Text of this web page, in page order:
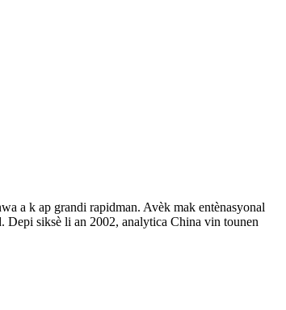
a k ap grandi rapidman. Avèk mak entènasyonal
siksè li an 2002, analytica China vin tounen